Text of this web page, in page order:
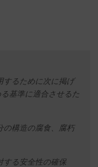
するために次に掲げ
基準に適合させるた
の構造の腐食、腐朽
する安全性の確保